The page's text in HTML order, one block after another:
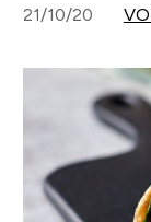
21/10/20